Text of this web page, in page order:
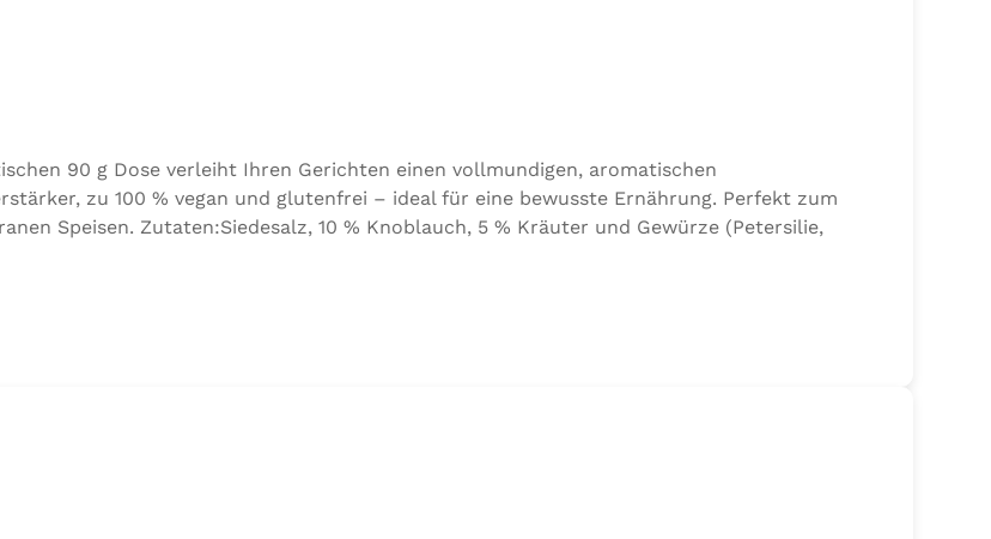
90 g Dose verleiht Ihren Gerichten einen vollmundigen, aromatischen
zu 100 % vegan und glutenfrei – ideal für eine bewusste Ernährung. Perfekt zum
Speisen. Zutaten:Siedesalz, 10 % Knoblauch, 5 % Kräuter und Gewürze (Petersilie,
Oregano, Thymian), Trennmittel Calciumsalze der Speisefettsäuren, Folsäure,